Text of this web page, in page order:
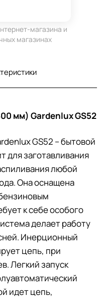
магазина и
магазинах
мм) Gardenlux GS52
GS52 – бытовой
для заготавливания
любой
Она оснащена
к себе особого
делает работу
Инерционный
цепь, при
Легкий запуск
идет цепь,